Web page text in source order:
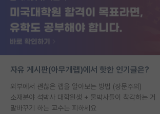
자유 게시판(아무개랩)에서 핫한 인기글은?
외부에서 괜찮은 랩을 알아보는 방법 (장문주의)
소재분야 석박사 대학원생 + 물박사들이 착각하는 거
말바꾸기 하는 교수는 피하세요